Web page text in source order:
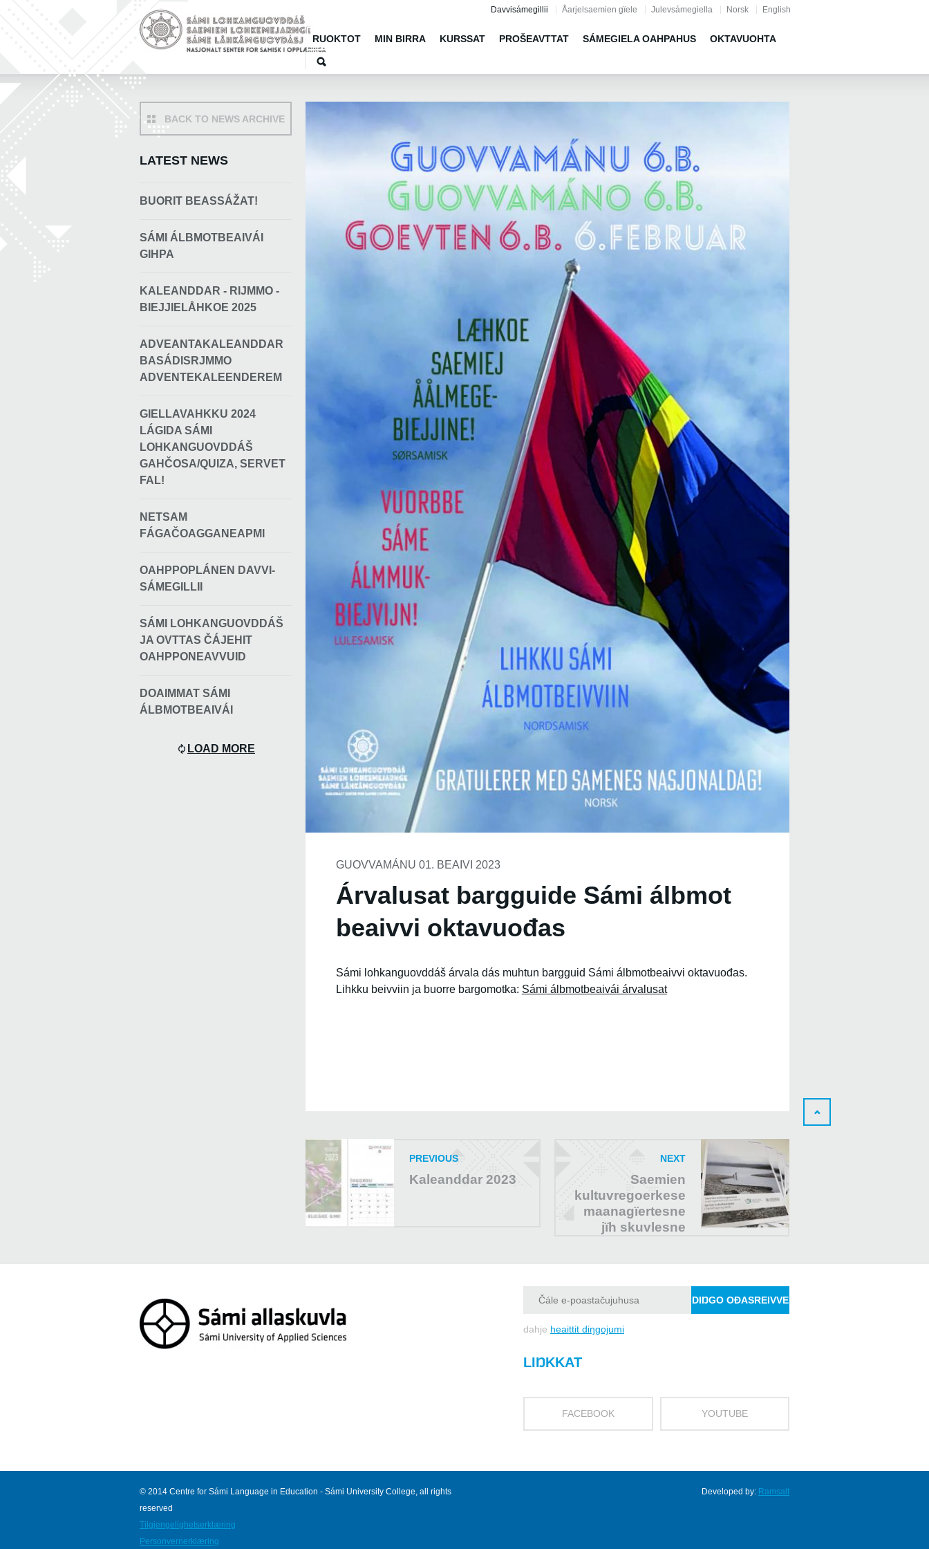
Jump to navigationDavvisámegillii Åarjelsaemien gïele Julevsámegiella Norsk English
RUOKTOT MIN BIRRA KURSSAT PROŠEAVTTAT SÁMEGIELA OAHPAHUS OKTAVUOHTA
BACK TO NEWS ARCHIVE
LATEST NEWS
BUORIT BEASSÁŽAT!
SÁMI ÁLBMOTBEAIVÁI
GIHPA
KALEANDDAR - RIJMMO -
BIEJJIELÅHKOE 2025
ADVEANTAKALEANDDAR
BASÁDISRJMMO
ADVENTEKALEENDEREM
GIELLAVAHKKU 2024
LÁGIDA SÁMI
LOHKANGUOVDDÁŠ
GAHČOSA/QUIZA, SERVET
FAL!
NETSAM
FÁGAČOAGGANEAPMI
OAHPPOPLÁNEN DAVVI-
SÁMEGILLII
SÁMI LOHKANGUOVDDÁŠ
JA OVTTAS ČÁJEHIT
OAHPPONEAVVUID
DOAIMMAT SÁMI
ÁLBMOTBEAIVÁI
LOAD MORE
GUOVVAMÁNU 01. BEAIVI 2023
Árvalusat bargguide Sámi álbmot
beaivvi oktavuođas
Sámi lohkanguovddáš árvala dás muhtun bargguid Sámi álbmotbeaivvi oktavuođas.
Lihkku beivviin ja buorre bargomotka: Sámi álbmotbeaivái árvalusat
PREVIOUS
Kaleanddar 2023
NEXT
Saemien
kultuvregoerkese
maanagïertesne
jïh skuvlesne
dahje heaittit diŋgojumi
LIŊKKAT
FACEBOOK YOUTUBE
© 2014 Centre for Sámi Language in Education - Sámi University College, all rights
reserved
Tilgjengelighetserklæring
Personvernerklæring
Developed by: Ramsalt